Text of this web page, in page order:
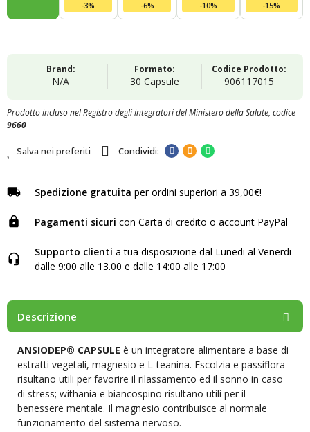
-3%
-6%
-10%
-15%
Brand:
N/A
Formato:
30 Capsule
Codice Prodotto:
906117015
Prodotto incluso nel Registro degli integratori del Ministero della Salute, codice
9660
Salva nei preferiti
Spedizione gratuita per ordini superiori a 39,00€!
Pagamenti sicuri con Carta di credito o account PayPal
Supporto clienti a tua disposizione dal Lunedi al Venerdi
dalle 9:00 alle 13.00 e dalle 14:00 alle 17:00
Descrizione
ANSIODEP® CAPSULE è un integratore alimentare a base di
estratti vegetali, magnesio e L-teanina. Escolzia e passiflora
risultano utili per favorire il rilassamento ed il sonno in caso
di stress; withania e biancospino risultano utili per il
benessere mentale. Il magnesio contribuisce al normale
funzionamento del sistema nervoso.